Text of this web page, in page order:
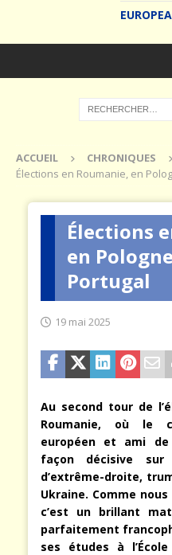
ACCUEIL CHRONIQUES
Élections en Roumanie, en
Élections
en
Portugal
19 mai 2025
Au second tour de
Roumanie, où le
européen et ami de
façon décisive
d’extrême-droite,
Ukraine. Comme
c’est un brillant
parfaitement
ses études à